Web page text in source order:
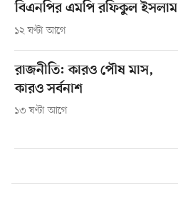
বিএনপির এমপি রফিকুল ইসলাম
১২ ঘণ্টা আগে
রাজনীতি: কারও পৌষ মাস,
কারও সর্বনাশ
১৩ ঘণ্টা আগে